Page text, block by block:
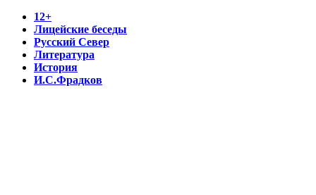
12+
Лицейские беседы
Русский Север
Литература
История
И.С.Фрадков